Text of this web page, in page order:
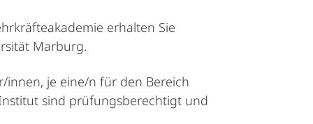
erhalten Sie
Marburg.
innen, je eine/n für den Bereich
sind prüfungsberechtigt und